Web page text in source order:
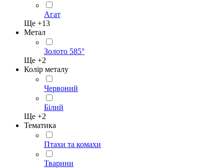
Агат
Ще +13
Метал
Золото 585°
Ще +2
Колір металу
Червоний
Білий
Ще +2
Тематика
Птахи та комахи
Тварини